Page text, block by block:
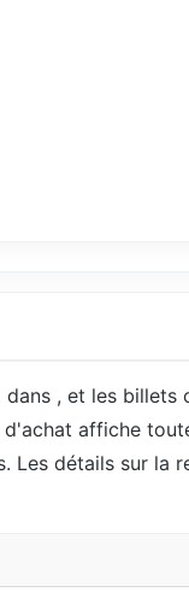
dans , et les billets
affiche
Les détails sur la